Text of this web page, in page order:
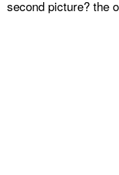
second picture? the